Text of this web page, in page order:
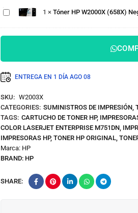
– 28,000
Páginas
Original
Alta
Capacidad
– 33,000
1 × Tóner HP W2000X (658X)
ENTREGA EN 1 DÍA AGO 08
SKU: W2003X
CATEGORIES: SUMINISTROS DE IMPRESIÓN,
TAGS: CARTUCHO DE TONER HP,
COLOR LASERJET ENTERPRISE M751DN,
IMPRESORAS HP, TONER HP ORIGINAL,
Marca: HP
BRAND: HP
SHARE: